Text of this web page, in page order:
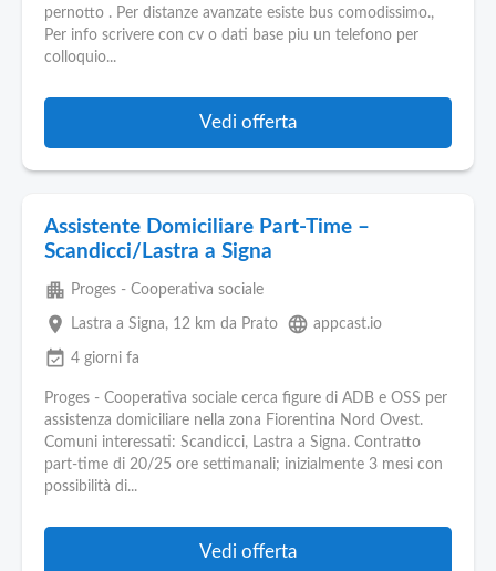
pernotto . Per distanze avanzate esiste bus comodissimo.,
Per info scrivere con cv o dati base piu un telefono per
colloquio...
Vedi offerta
Assistente Domiciliare Part-Time –
Scandicci/Lastra a Signa
apartment Proges - Cooperativa sociale
place Lastra a Signa, 12 km da Prato language appcast.io
event_available 4 giorni fa
Proges - Cooperativa sociale cerca figure di ADB e OSS per
assistenza domiciliare nella zona Fiorentina Nord Ovest.
Comuni interessati: Scandicci, Lastra a Signa. Contratto
part-time di 20/25 ore settimanali; inizialmente 3 mesi con
possibilità di...
Vedi offerta